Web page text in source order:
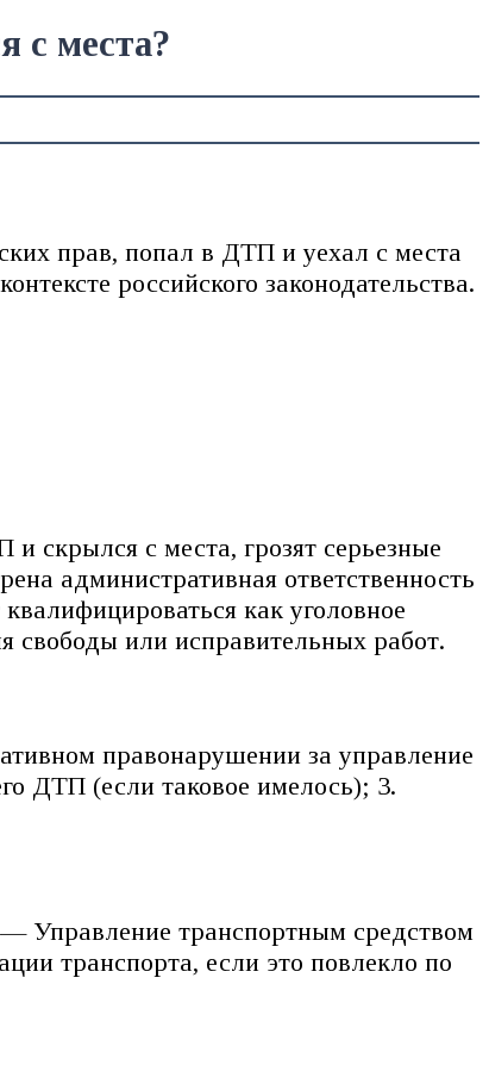
с места?
прав, попал в ДТП и уехал с места
российского законодательства.
скрылся с места, грозят серьезные
административная ответственность
как уголовное
свободы или исправительных работ.
правонарушении за управление
ДТП (если таковое имелось); 3.
Управление транспортным средством
транспорта, если это повлекло по